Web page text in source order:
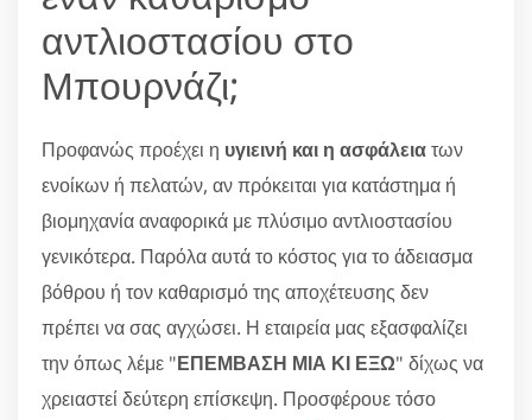
αντλιοστασίου στο
Μπουρνάζι;
Προφανώς προέχει η υγιεινή και η ασφάλειατων
ενοίκων ή πελατών, αν πρόκειται για κατάστημα ή
βιομηχανία αναφορικά με πλύσιμο αντλιοστασίου
γενικότερα. Παρόλα αυτά το κόστος για το άδειασμα
βόθρου ή τον καθαρισμό της αποχέτευσης δεν
πρέπει να σας αγχώσει. Η εταιρεία μας εξασφαλίζει
την όπως λέμε "ΕΠΕΜΒΑΣΗ ΜΙΑ ΚΙ ΕΞΩ" δίχως να
χρειαστεί δεύτερη επίσκεψη. Προσφέρουε τόσο